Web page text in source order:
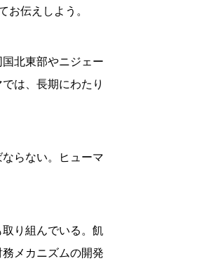
お伝えしよう。
北東部やニジェー
は、長期にわたり
らない。ヒューマ
り組んでいる。飢
メカニズムの開発